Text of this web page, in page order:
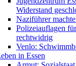
Widerstand
Naziführer
Polizeiauflagen
rechtwidrig
Venlo:
in Essen